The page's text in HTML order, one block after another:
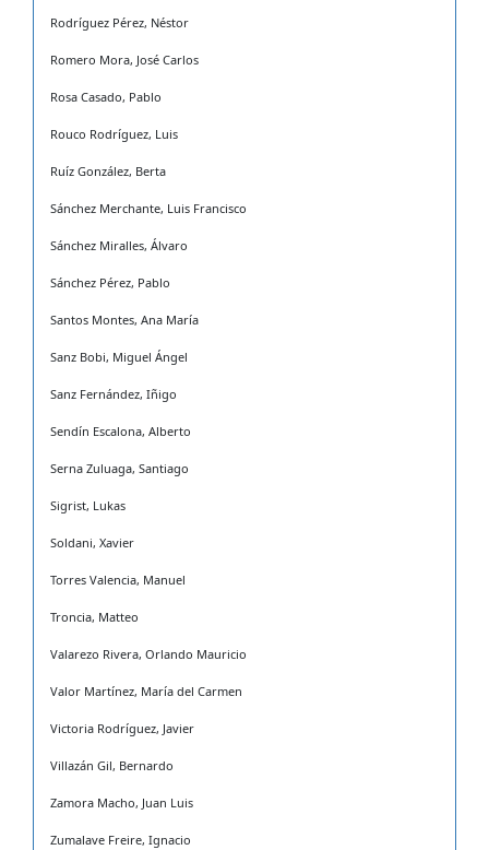
Rodríguez Pérez, Néstor
Romero Mora, José Carlos
Rosa Casado, Pablo
Rouco Rodríguez, Luis
Ruíz González, Berta
Sánchez Merchante, Luis Francisco
Sánchez Miralles, Álvaro
Sánchez Pérez, Pablo
Santos Montes, Ana María
Sanz Bobi, Miguel Ángel
Sanz Fernández, Iñigo
Sendín Escalona, Alberto
Serna Zuluaga, Santiago
Sigrist, Lukas
Soldani, Xavier
Torres Valencia, Manuel
Troncia, Matteo
Valarezo Rivera, Orlando Mauricio
Valor Martínez, María del Carmen
Victoria Rodríguez, Javier
Villazán Gil, Bernardo
Zamora Macho, Juan Luis
Zumalave Freire, Ignacio